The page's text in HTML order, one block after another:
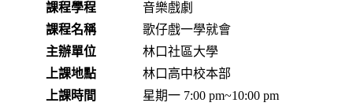
課程學程
音樂戲劇
課程名稱
歌仔戲一學就會
主辦單位
林口社區大學
上課地點
林口高中校本部
上課時間
星期一 7:00 pm~10:00 pm